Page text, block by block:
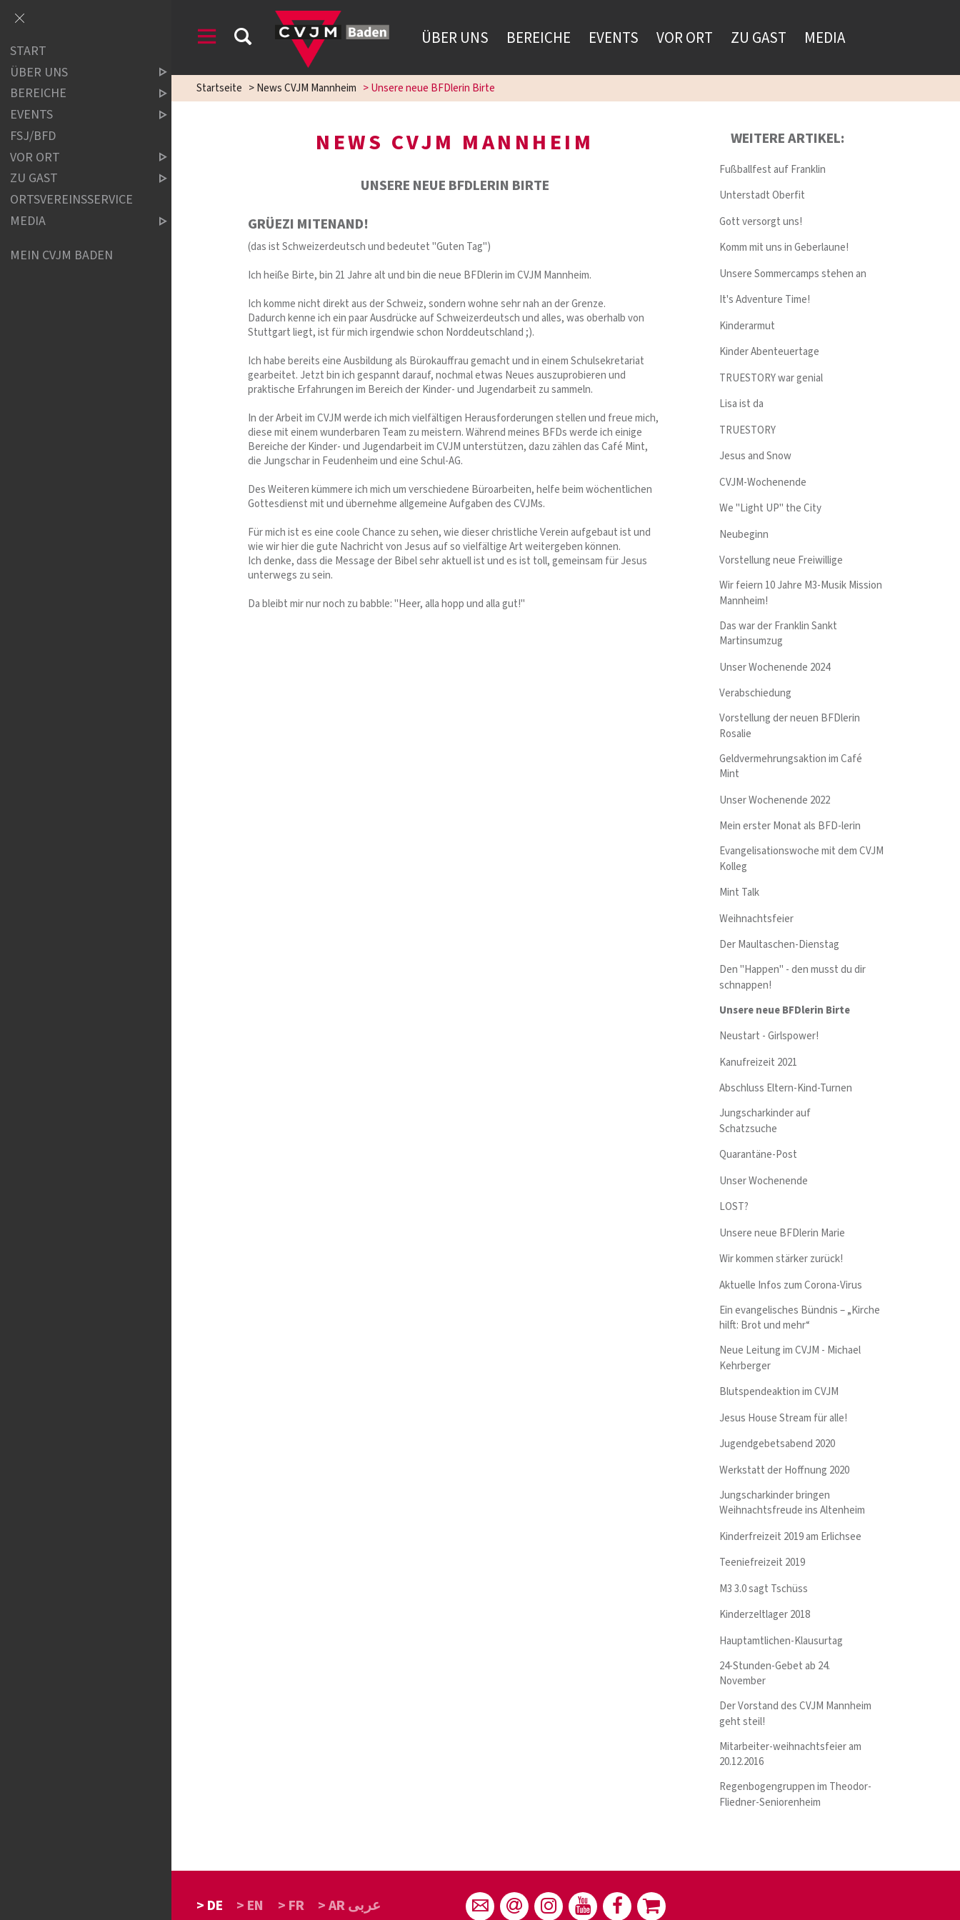
ÜBER UNS BEREICHE EVENTS VOR ORT ZU GAST MEDIA
Startseite >News CVJM Mannheim >Unsere neue BFDlerin Birte
NEWS CVJM MANNHEIM
UNSERE NEUE BFDLERIN BIRTE
GRÜEZI MITENAND!
(das ist Schweizerdeutsch und bedeutet "Guten Tag")
Ich heiße Birte, bin 21 Jahre alt und bin die neue BFDlerin im CVJM Mannheim.
Ich komme nicht direkt aus der Schweiz, sondern wohne sehr nah an der Grenze.
Dadurch kenne ich ein paar Ausdrücke auf Schweizerdeutsch und alles, was oberhalb von
Stuttgart liegt, ist für mich irgendwie schon Norddeutschland ;).
Ich habe bereits eine Ausbildung als Bürokauffrau gemacht und in einem Schulsekretariat
gearbeitet. Jetzt bin ich gespannt darauf, nochmal etwas Neues auszuprobieren und
praktische Erfahrungen im Bereich der Kinder- und Jugendarbeit zu sammeln.
In der Arbeit im CVJM werde ich mich vielfältigen Herausforderungen stellen und freue mich,
diese mit einem wunderbaren Team zu meistern. Während meines BFDs werde ich einige
Bereiche der Kinder- und Jugendarbeit im CVJM unterstützen, dazu zählen das Café Mint,
die Jungschar in Feudenheim und eine Schul-AG.
Des Weiteren kümmere ich mich um verschiedene Büroarbeiten, helfe beim wöchentlichen
Gottesdienst mit und übernehme allgemeine Aufgaben des CVJMs.
Für mich ist es eine coole Chance zu sehen, wie dieser christliche Verein aufgebaut ist und
wie wir hier die gute Nachricht von Jesus auf so vielfältige Art weitergeben können.
Ich denke, dass die Message der Bibel sehr aktuell ist und es ist toll, gemeinsam für Jesus
unterwegs zu sein.
Da bleibt mir nur noch zu babble: "Heer, alla hopp und alla gut!"
WEITERE ARTIKEL:
Fußballfest auf Franklin
Unterstadt Oberfit
Gott versorgt uns!
Komm mit uns in Geberlaune!
Unsere Sommercamps stehen an
It's Adventure Time!
Kinderarmut
Kinder Abenteuertage
TRUESTORY war genial
Lisa ist da
TRUESTORY
Jesus and Snow
CVJM-Wochenende
We "Light UP" the City
Neubeginn
Vorstellung neue Freiwillige
Wir feiern 10 Jahre M3-Musik Mission
Mannheim!
Das war der Franklin Sankt
Martinsumzug
Unser Wochenende 2024
Verabschiedung
Vorstellung der neuen BFDlerin
Rosalie
Geldvermehrungsaktion im Café
Mint
Unser Wochenende 2022
Mein erster Monat als BFD-lerin
Evangelisationswoche mit dem CVJM
Kolleg
Mint Talk
Weihnachtsfeier
Der Maultaschen-Dienstag
Den "Happen" - den musst du dir
schnappen!
Unsere neue BFDlerin Birte
Neustart - Girlspower!
Kanufreizeit 2021
Abschluss Eltern-Kind-Turnen
Jungscharkinder auf
Schatzsuche
Quarantäne-Post
Unser Wochenende
LOST?
Unsere neue BFDlerin Marie
Wir kommen stärker zurück!
Aktuelle Infos zum Corona-Virus
Ein evangelisches Bündnis – „Kirche
hilft: Brot und mehr“
Neue Leitung im CVJM - Michael
Kehrberger
Blutspendeaktion im CVJM
Jesus House Stream für alle!
Jugendgebetsabend 2020
Werkstatt der Hoffnung 2020
Jungscharkinder bringen
Weihnachtsfreude ins Altenheim
Kinderfreizeit 2019 am Erlichsee
Teeniefreizeit 2019
M3 3.0 sagt Tschüss
Kinderzeltlager 2018
Hauptamtlichen-Klausurtag
24-Stunden-Gebet ab 24.
November
Der Vorstand des CVJM Mannheim
geht steil!
Mitarbeiter-weihnachtsfeier am
20.12.2016
Regenbogengruppen im Theodor-
Fliedner-Seniorenheim
> DE > EN > FR > AR عربى
START
ÜBER UNS
BEREICHE
EVENTS
FSJ/BFD
VOR ORT
ZU GAST
ORTSVEREINSSERVICE
MEDIA
MEIN CVJM BADEN